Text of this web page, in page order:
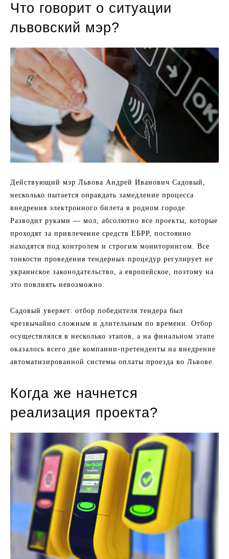
Что говорит о ситуации
львовский мэр?
Действующий мэр Львова Андрей Иванович Садовый,
несколько пытается оправдать замедление процесса
внедрения электронного билета в родном городе.
Разводит руками — мол, абсолютно все проекты, которые
проходят за привлечение средств ЕБРР, постоянно
находятся под контролем и строгим мониторингом. Все
тонкости проведения тендерных процедур регулирует не
украинское законодательство, а европейское, поэтому на
это повлиять невозможно.
Садовый уверяет: отбор победителя тендера был
чрезвычайно сложным и длительным по времени. Отбор
осуществлялся в несколько этапов, а на финальном этапе
оказалось всего две компании-претенденты на внедрение
автоматизированной системы оплаты проезда во Львове.
Когда же начнется
реализация проекта?